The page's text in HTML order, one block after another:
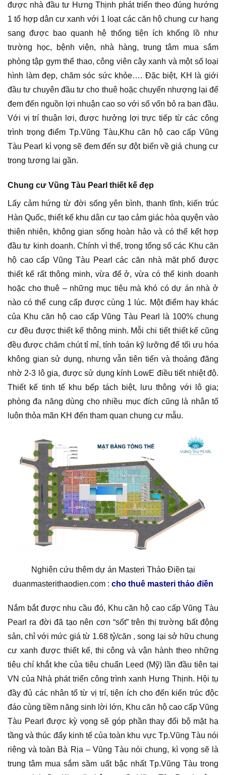
được nhà đầu tư Hưng Thịnh phát triển theo đúng hướng
1 tổ hợp dân cư xanh với 1 loạt các căn hộ chung cư hạng
sang được bao quanh hệ thống tiện ích khổng lồ như
trường học, bệnh viện, nhà hàng, trung tâm mua sắm
phòng tập gym thể thao, công viên cây xanh và một số loại
hình làm đẹp, chăm sóc sức khỏe…. Đặc biệt, KH là giới
đầu tư chuyên đầu tư cho thuê hoặc chuyển nhượng lại để
đem đến nguồn lợi nhuận cao so với số vốn bỏ ra ban đầu.
Với vị trí thuận lơi, được hưởng lợi trực tiếp từ các công
trình trọng điểm Tp.Vũng Tàu,Khu căn hộ cao cấp Vũng
Tàu Pearl kì vọng sẽ đem đến sự đột biến về giá chung cư
trong tương lai gần.
Chung cư Vũng Tàu Pearl thiết kế đẹp
Lấy cảm hứng từ đời sống yên bình, thanh tĩnh, kiến trúc
Hàn Quốc, thiết kế khu dân cư tạo cảm giác hòa quyện vào
thiên nhiên, không gian sống hoàn hảo và có thể kết hợp
đầu tư kinh doanh. Chính vì thế, trong tổng số các Khu căn
hộ cao cấp Vũng Tàu Pearl các căn nhà mặt phố được
thiết kế rất thông minh, vừa để ở, vừa có thể kinh doanh
hoặc cho thuê – những mục tiêu mà khó có dự án nhà ở
nào có thể cung cấp được cùng 1 lúc. Một điểm hay khác
của Khu căn hộ cao cấp Vũng Tàu Pearl là 100% chung
cư đều được thiết kế thông minh. Mỗi chi tiết thiết kế cũng
đều được chăm chút tỉ mỉ, tính toán kỹ lưỡng để tối ưu hóa
không gian sử dụng, nhưng vẫn tiên tiến và thoáng đãng
nhờ 2-3 lô gia, được sử dụng kính LowE điều tiết nhiệt độ.
Thiết kế tinh tế khu bếp tách biệt, lưu thông với lô gia;
phòng đa năng dùng cho nhiều mục đích cũng là nhân tố
luôn thỏa mãn KH đến tham quan chung cư mẫu.
Nghiên cứu thêm dự án Masteri Thảo Điền tại
duanmasterithaodien.com : cho thuê masteri thảo điền
Nắm bắt được nhu cầu đó, Khu căn hộ cao cấp Vũng Tàu
Pearl ra đời đã tạo nên cơn “sốt” trên thị trường bất động
sản, chỉ với mức giá từ 1.68 tỷ/căn , song lại sở hữu chung
cư xanh được thiết kế, thi công và vận hành theo những
tiêu chí khắt khe của tiêu chuẩn Leed (Mỹ) lần đầu tiên tại
VN của Nhà phát triển công trình xanh Hưng Thịnh. Hội tụ
đầy đủ các nhân tố từ vị trí, tiện ích cho đến kiến trúc độc
đáo cùng tiềm năng sinh lời lớn, Khu căn hộ cao cấp Vũng
Tàu Pearl được kỳ vọng sẽ góp phần thay đổi bộ mặt hạ
tầng và thúc đẩy kinh tế của toàn khu vực Tp.Vũng Tàu nói
riêng và toàn Bà Rịa – Vũng Tàu nói chung, kì vọng sẽ là
trung tâm mua sắm sầm uất bậc nhất Tp.Vũng Tàu trong